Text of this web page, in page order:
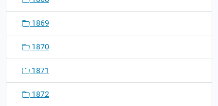
1869
1870
1871
1872